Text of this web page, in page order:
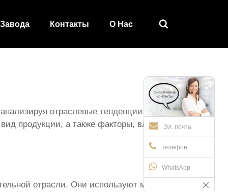
Контакты О Hас 
Эл. почта
Телефон
WhatsApp
отраслевые тенденции и
продукции, а также факторы, влияющие
отрасли. Они используют муфты в